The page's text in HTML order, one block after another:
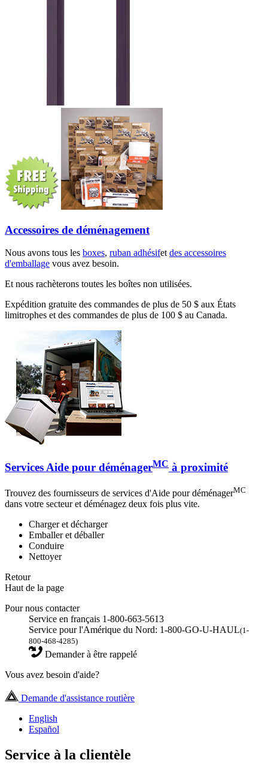
Accessoires de déménagement
Nous avons tous les boxes, ruban adhésifetdes accessoires
d'emballage vous avez besoin.
Et nous rachèterons toutes les boîtes non utilisées.
Expédition gratuite des commandes de plus de 50 $ aux États
limitrophes et des commandes de plus de 100 $ au Canada.
Services Aide pour déménagerMC à proximité
Trouvez des fournisseurs de services d'Aide pour déménagerMC
dans votre secteur et déménagez deux fois plus vite.
Charger et décharger
Emballer et déballer
Conduire
Nettoyer
Retour
Haut de la page
Pour nous contacter
Service en français 1-800-663-5613
Service pour l'Amérique du Nord: 1-800-GO-U-HAUL(1-
800-468-4285)
Demander à être rappelé
Vous avez besoin d'aide?
Demande d'assistance routière
English
Español
Service à la clientèle